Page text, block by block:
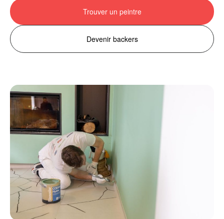
Trouver un peintre
Devenir backers